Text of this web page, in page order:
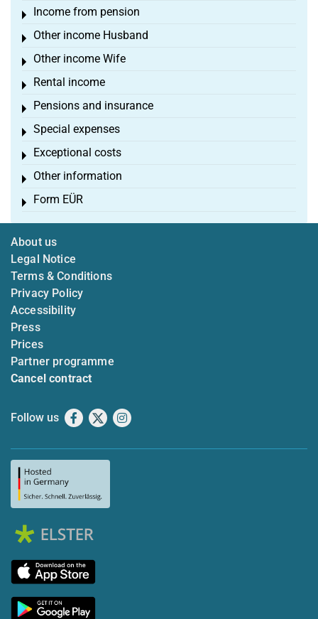
Income from pension
Toggle menu
Other income Husband
Toggle menu
Other income Wife
Toggle menu
Rental income
Toggle menu
Pensions and insurance
Toggle menu
Special expenses
Toggle menu
Exceptional costs
Toggle menu
Other information
Toggle menu
Form EÜR
Toggle menu
About us
Legal Notice
Terms & Conditions
Privacy Policy
Accessibility
Press
Prices
Partner programme
Cancel contract
Follow us Facebook
X Instagram